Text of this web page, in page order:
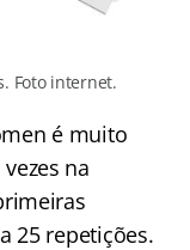
Foto internet.
é muito
na
25 repetições.